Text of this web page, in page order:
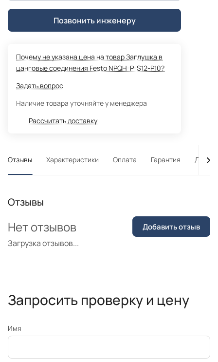
Позвонить инженеру
Почему не указана цена на товар Заглушка в
цанговые соединения Festo NPQH-P-S12-P10?
Задать вопрос
Наличие товара уточняйте у менеджера
Рассчитать доставку
Отзывы Характеристики Оплата Гарантия
Отзывы
Загрузка отзывов...
Нет отзывов Добавить отзыв
Запросить проверку и цену
Имя